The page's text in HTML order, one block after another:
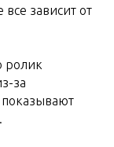
зависит от
ролик
за